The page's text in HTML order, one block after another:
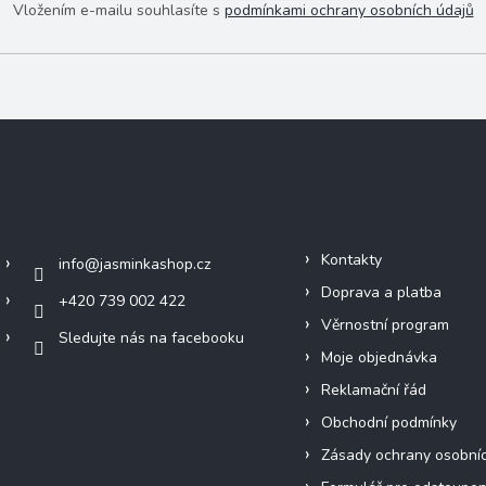
Vložením e-mailu souhlasíte s podmínkami ochrany osobních údajů
info@jasminkashop.cz
+420 739 002 422
Sledujte nás na facebooku
Kontakty
Doprava a platba
Věrnostní program
Moje objednávka
Reklamační řád
Obchodní podmínky
Zásady ochrany